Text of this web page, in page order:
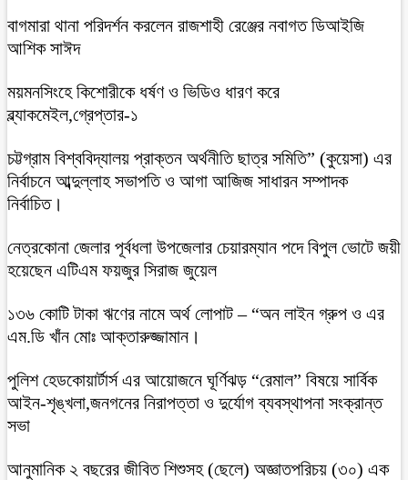
বাগমারা থানা পরিদর্শন করলেন রাজশাহী রেঞ্জের নবাগত ডিআইজি
আশিক সাঈদ
ময়মনসিংহে কিশোরীকে ধর্ষণ ও ভিডিও ধারণ করে
ব্ল্যাকমেইল,গ্রেপ্তার-১
চট্টগ্রাম বিশ্ববিদ্যালয় প্রাক্তন অর্থনীতি ছাত্র সমিতি” (কুয়েসা) এর
নির্বাচনে আব্দুল্লাহ সভাপতি ও আগা আজিজ সাধারন সম্পাদক
নির্বাচিত।
নেত্রকোনা জেলার পূর্বধলা উপজেলার চেয়ারম্যান পদে বিপুল ভোটে জয়ী
হয়েছেন এটিএম ফয়জুর সিরাজ জুয়েল
১৩৬ কোটি টাকা ঋণের নামে অর্থ লোপাট – “অন লাইন গ্রুপ ও এর
এম.ডি খাঁন মোঃ আক্তারুজ্জামান।
পুলিশ হেডকোয়ার্টার্স এর আয়োজনে ঘূর্ণিঝড় “রেমাল” বিষয়ে সার্বিক
আইন-শৃঙ্খলা,জনগনের নিরাপত্তা ও দুর্যোগ ব্যবস্থাপনা সংক্রান্ত
সভা
আনুমানিক ২ বছরের জীবিত শিশুসহ (ছেলে) অজ্ঞাতপরিচয় (৩০) এক